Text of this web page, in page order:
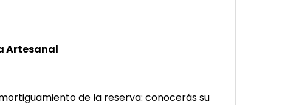
Artesanal
de la reserva: conocerás su